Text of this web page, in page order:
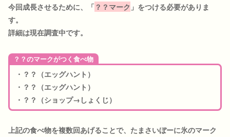
今回成長させるために、「 ？？マーク 」をつける必要がありま
す。
詳細は現在調査中です。
？？のマークがつく食べ物
・？？（エッグハント）
・？？（エッグハント）
・？？（ショップ→しょくじ）
上記の食べ物を複数回あげることで、たまさいぼーに氷のマーク